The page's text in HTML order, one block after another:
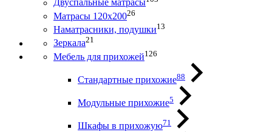
Двуспальные матрасы
Матрасы 120х20026
Наматрасники, подушки13
Зеркала21
Мебель для прихожей126
Стандартные прихожие88
Модульные прихожие5
Шкафы в прихожую71